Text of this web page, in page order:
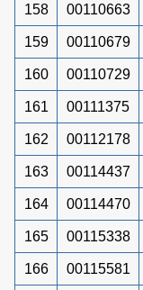
158 00110663
159 00110679
160 00110729
161 00111375
162 00112178
163 00114437
164 00114470
165 00115338
166 00115581